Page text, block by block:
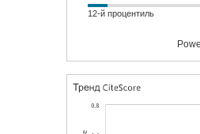
12-й процентиль